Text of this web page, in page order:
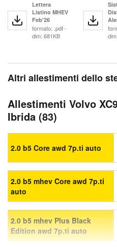
Lettera
Listino MHEV
Feb'26
formato: .pdf -
dim: 681KB
Altri allestimenti dello
Allestimenti Volvo
Ibrida (83)
2.0 b5 Core awd 7p.ti auto
2.0 b5 mhev Core awd 7p.ti
auto
2.0 b5 mhev Plus Black
Edition awd 7p.ti auto